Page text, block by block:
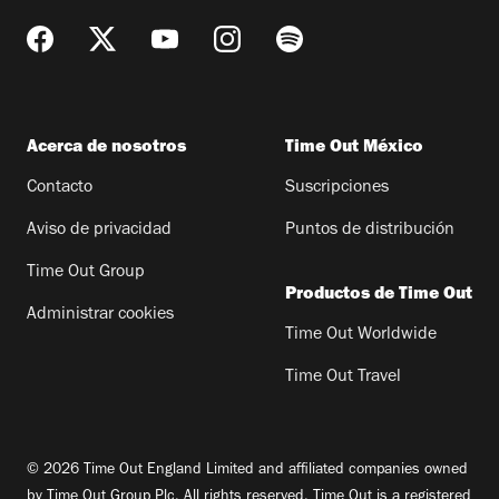
Acerca de nosotros
Contacto
Aviso de privacidad
Time Out Group
Administrar cookies
Time Out México
Suscripciones
Puntos de distribución
Productos de Time Out
Time Out Worldwide
Time Out Travel
© 2026 Time Out England Limited and affiliated companies owned